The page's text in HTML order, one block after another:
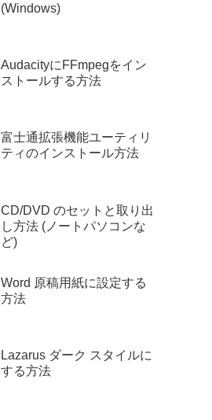
(Windows)
AudacityにFFmpegをイン
ストールする方法
富士通拡張機能ユーティリ
ティのインストール方法
CD/DVD のセットと取り出
し方法 (ノートパソコンな
ど)
Word 原稿用紙に設定する
方法
Lazarus ダーク スタイルに
する方法